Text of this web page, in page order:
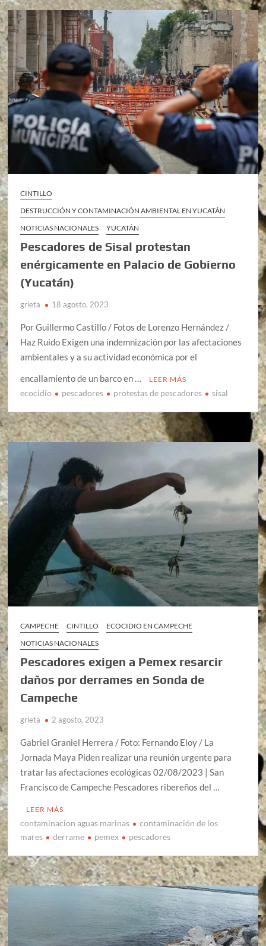
CINTILLO
DESTRUCCIÓN Y CONTAMINACIÓN AMBIENTAL EN YUCATÁN
NOTICIAS NACIONALES
YUCATÁN
Pescadores de Sisal protestan
enérgicamente en Palacio de Gobierno
(Yucatán)
grieta 18 agosto, 2023
Por Guillermo Castillo / Fotos de Lorenzo Hernández /
Haz Ruido Exigen una indemnización por las afectaciones
ambientales y a su actividad económica por el
encallamiento de un barco en …
LEER MÁS
ecocidio pescadores protestas de pescadores sisal
CAMPECHE CINTILLO
ECOCIDIO EN CAMPECHE
NOTICIAS NACIONALES
Pescadores exigen a Pemex resarcir
daños por derrames en Sonda de
Campeche
grieta 2 agosto, 2023
Gabriel Graniel Herrera / Foto: Fernando Eloy / La
Jornada Maya Piden realizar una reunión urgente para
tratar las afectaciones ecológicas 02/08/2023 | San
Francisco de Campeche Pescadores ribereños del …
LEER MÁS
contaminacion aguas marinas
contaminación de los
mares
derrame pemex pescadores